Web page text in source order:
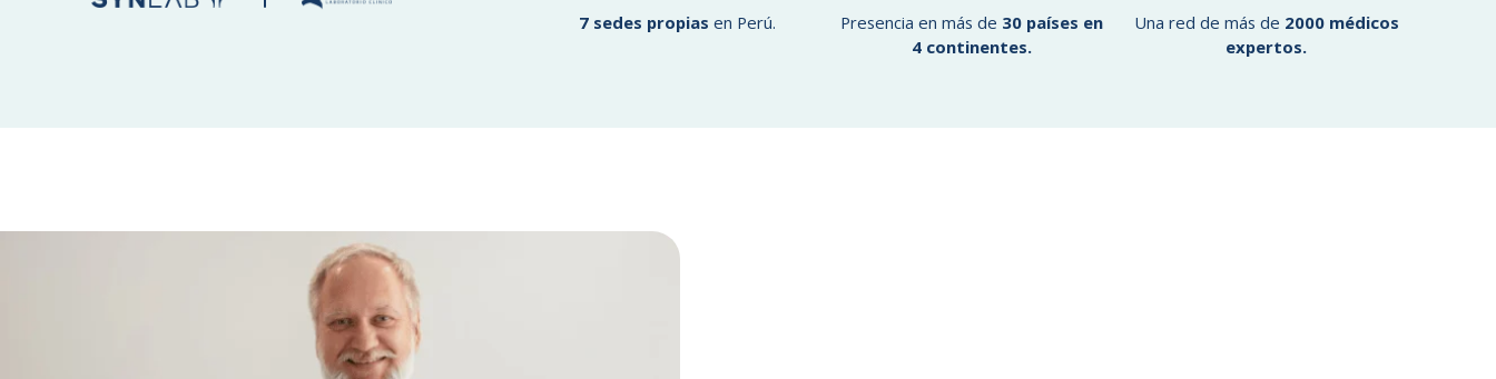
7 sedes propias en Perú. Presencia en más de 30 países en
4 continentes.
Una red de más de 2000 médicos
expertos.